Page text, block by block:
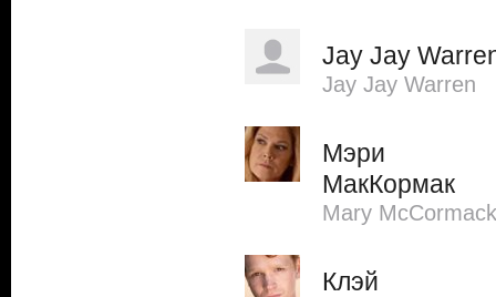
Jay Jay
Jay Jay Warren
Мэри
МакКормак
Mary McCormack
Клэй